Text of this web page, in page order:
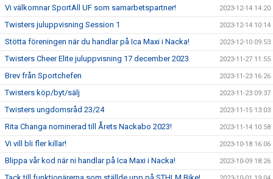
Vi välkomnar SportAll UF som samarbetspartner! 2023-12-14 14:20
Twisters juluppvisning Session 1 2023-12-14 10:14
Stötta föreningen när du handlar på Ica Maxi i Nacka! 2023-12-10 09:53
Twisters Cheer Elite juluppvisning 17 december 2023 2023-11-27 11:55
Brev från Sportchefen 2023-11-23 16:26
Twisters köp/byt/sälj 2023-11-23 09:37
Twisters ungdomsråd 23/24 2023-11-15 13:03
Rita Changa nominerad till Årets Nackabo 2023! 2023-11-14 10:58
Vi vill bli fler killar! 2023-10-18 16:06
Blippa vår kod när ni handlar på Ica Maxi i Nacka! 2023-10-09 18:26